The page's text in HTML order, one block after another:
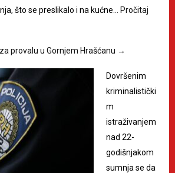
što se preslikalo i na kućne…
Pročitaj
provalu u Gornjem Hrašćanu →
Dovršenim
kriminalistički
m
istraživanjem
nad 22-
godišnjakom
sumnja se da